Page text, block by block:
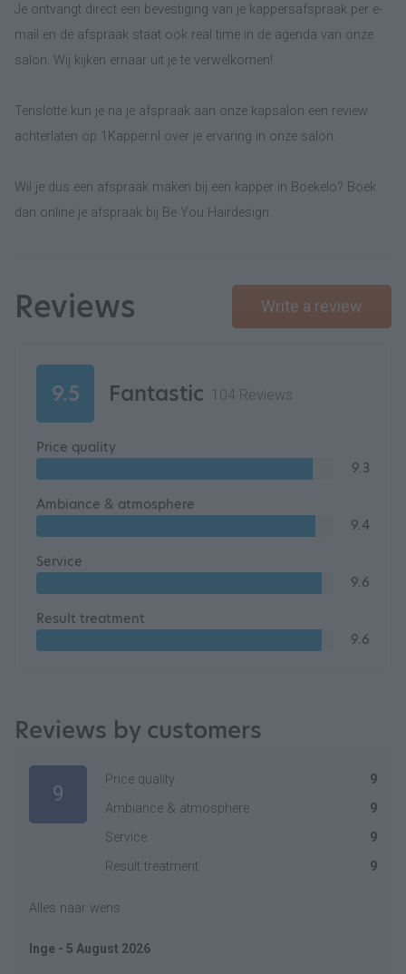
Je ontvangt direct een bevestiging van je kappersafspraak per e-
mail en de afspraak staat ook real time in de agenda van onze
salon. Wij kijken ernaar uit je te verwelkomen!
Tenslotte kun je na je afspraak aan onze kapsalon een review
achterlaten op 1Kapper.nl over je ervaring in onze salon.
Wil je dus een afspraak maken bij een kapper in Boekelo? Boek
dan online je afspraak bij Be You Hairdesign.
Reviews Write a review
9.5 Fantastic 104 Reviews
Price quality
9.3
Ambiance & atmosphere
9.4
Service
9.6
Result treatment
9.6
Reviews by customers
9
Price quality
9
Ambiance & atmosphere
9
Service
9
Result treatment
9
Alles naar wens
Inge - 5 August 2026